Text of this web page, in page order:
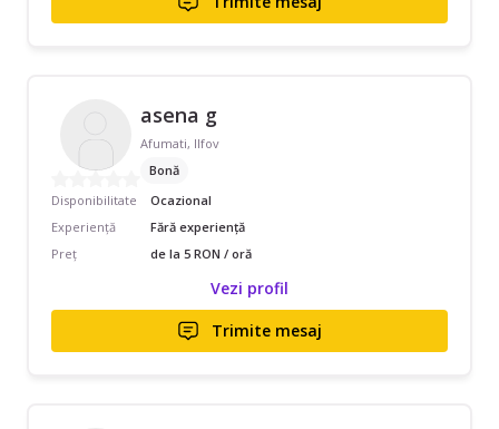
asena g
Afumati, Ilfov
Bonă
Disponibilitate
Ocazional
Experiență
Fără experiență
Preț
de la 5 RON / oră
Vezi profil
Trimite mesaj